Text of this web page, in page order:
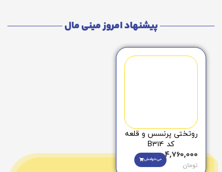
پیشنهاد امروز مینی مال
روتختی پرنسس و قلعه
کد B314
4,760,000
تومان
می‌خوامش